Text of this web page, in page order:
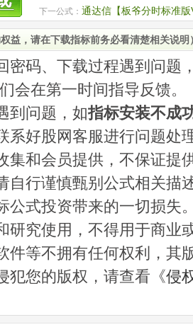
策略 源码
下一公式： 通达信【板爷分时标准
分时主图 功能丰富且美观
益，请在下载指标前务必看清楚相关说明
密码、下载过程遇到问题
们会在第一时间指导反馈。
到问题，如指标安装不成
系好股网客服进行问题处
集和会员提供，不保证提
自行谨慎甄别公式相关描
公式投资带来的一切损失
研究使用，不得用于商业
件等不拥有任何权利，其
犯您的版权，请查看《侵